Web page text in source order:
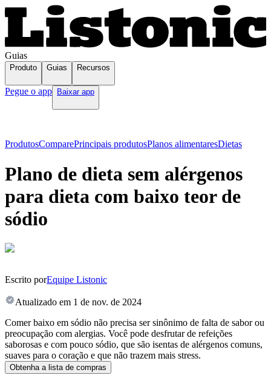
Guias
Produto Guias Recursos
Pegue o app Baixar app
ProdutosComparePrincipais produtosPlanos alimentaresDietas
Plano de dieta sem alérgenos
para dieta com baixo teor de
sódio
Escrito porEquipe Listonic
Atualizado em 1 de nov. de 2024
Comer baixo em sódio não precisa ser sinônimo de falta de sabor ou
preocupação com alergias. Você pode desfrutar de refeições
saborosas e com pouco sódio, que são isentas de alérgenos comuns,
suaves para o coração e que não trazem mais stress.
Obtenha a lista de compras